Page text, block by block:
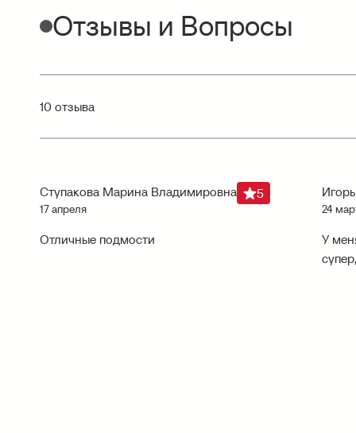
Отзывы и Вопросы
10 отзыва
Ступакова Марина Владимировна
17 апреля
5
Отличные подмости
Игорь
24
У